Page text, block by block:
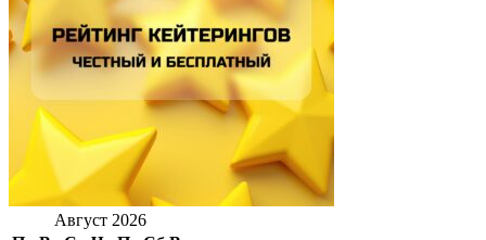
Август 2026